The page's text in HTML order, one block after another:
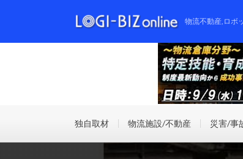
物流不動産,ロボ
独自取材 物流施設/不動産 災害/事